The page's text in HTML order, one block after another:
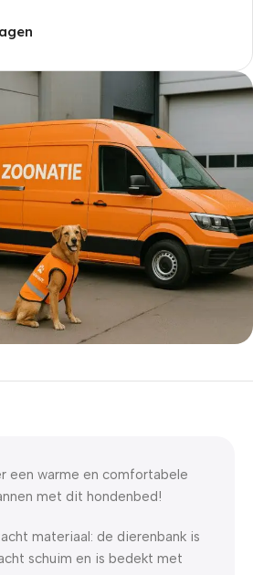
een warme en comfortabele
met dit hondenbed!
materiaal: de dierenbank is
schuim en is bedekt met